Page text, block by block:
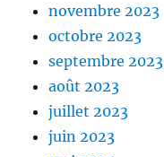
novembre 2023
octobre 2023
septembre 2023
août 2023
juillet 2023
juin 2023